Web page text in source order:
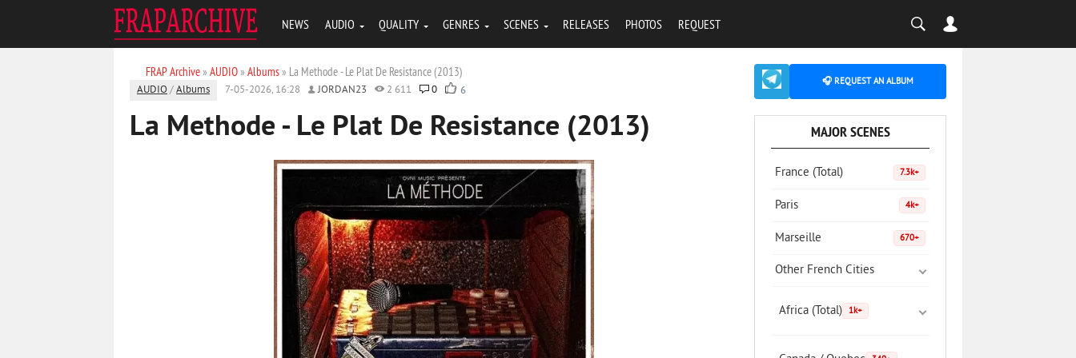
NEWS AUDIO QUALITY GENRES SCENES RELEASES PHOTOS REQUEST
FRAP Archive» AUDIO» Albums» La Methode - Le Plat De Resistance (2013)
AUDIO /Albums 7-05-2026, 16:28 JORDAN23 2 611 0 6
La Methode - Le Plat De Resistance (2013)
🎧 REQUEST AN ALBUM
MAJOR SCENES
France (Total) 7.3k+
Paris 4k+
Marseille 670+
Other French Cities
Africa (Total) 1k+